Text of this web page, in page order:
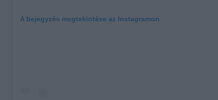
A bejegyzés megtekintése az Instagramon